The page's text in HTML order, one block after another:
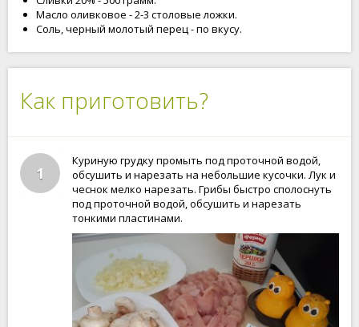
Масло оливковое - 2-3 столовые ложки.
Соль, черный молотый перец - по вкусу.
Как приготовить?
1
Куриную грудку промыть под проточной водой,
обсушить и нарезать на небольшие кусочки. Лук и
чеснок мелко нарезать. Грибы быстро сполоснуть
под проточной водой, обсушить и нарезать
тонкими пластинами.